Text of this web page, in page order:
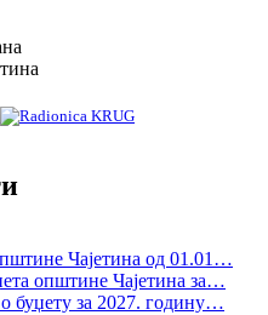
Чајетина од 01.01…
општине Чајетина за…
буџету за 2027. годину…